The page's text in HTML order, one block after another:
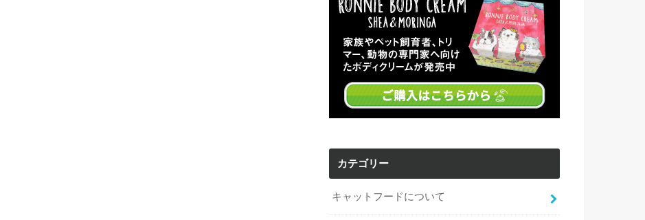
カテゴリー
キャットフードについて